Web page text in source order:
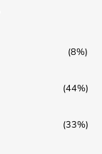
(8%)
(44%)
(33%)